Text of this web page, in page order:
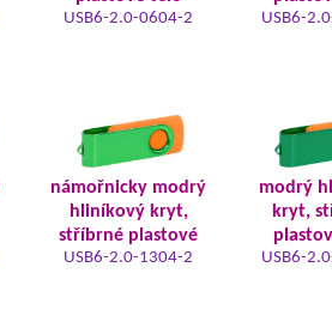
USB6-2.0-0604-2 USB6-
námořnicky modrý
hliníkový kryt,
stříbrné plastové
USB6-2.0-1304-2
modrý
kryt,
USB6-